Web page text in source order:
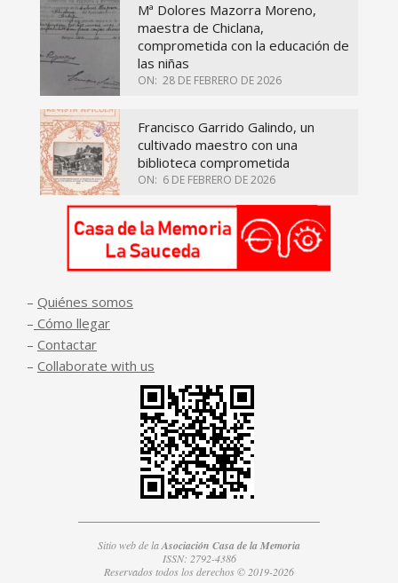
Mª Dolores Mazorra Moreno,
maestra de Chiclana,
comprometida con la educación de
las niñas
ON: 28 DE FEBRERO DE 2026
Francisco Garrido Galindo, un
cultivado maestro con una
biblioteca comprometida
ON: 6 DE FEBRERO DE 2026
– Quiénes somos
– Cómo llegar
– Contactar
– Collaborate with us
Sitio web de laAsociación Casa de la Memoria
ISSN: 2792-4386
Reservados todos los derechos © 2019-2026